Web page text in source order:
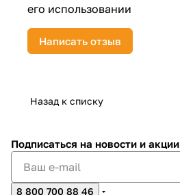
его использовании
Написать отзыв
Назад к списку
Подписаться на новости и акции
8 800 700 88 46